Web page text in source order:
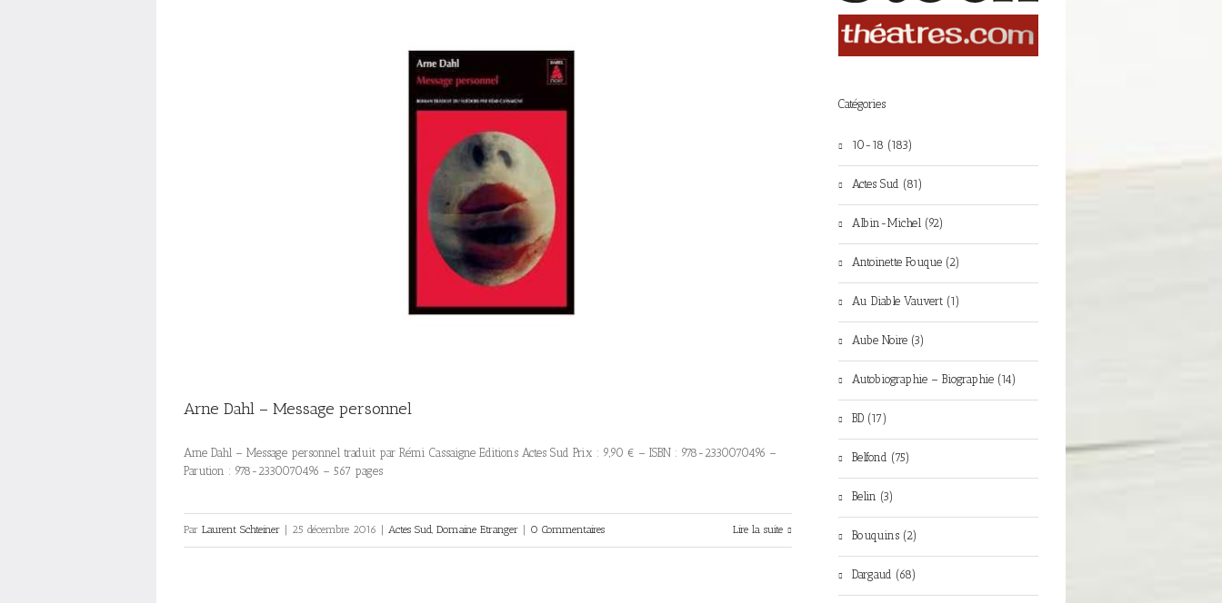
Arne Dahl – Message personnel
Arne Dahl – Message personnel traduit par Rémi Cassaigne Editions Actes Sud Prix : 9,90 € – ISBN : 978-2330070496 –
Parution : 978-2330070496 – 567 pages
Par Laurent Schteiner 25 décembre 2016 Actes Sud, Domaine Etranger 0 Commentaires Lire la suite
Catégories
10-18 (183)
Actes Sud (81)
Albin-Michel (92)
Antoinette Fouque (2)
Au Diable Vauvert (1)
Aube Noire (3)
Autobiographie – Biographie (14)
BD (17)
Belfond (75)
Belin (3)
Bouquins (2)
Dargaud (68)